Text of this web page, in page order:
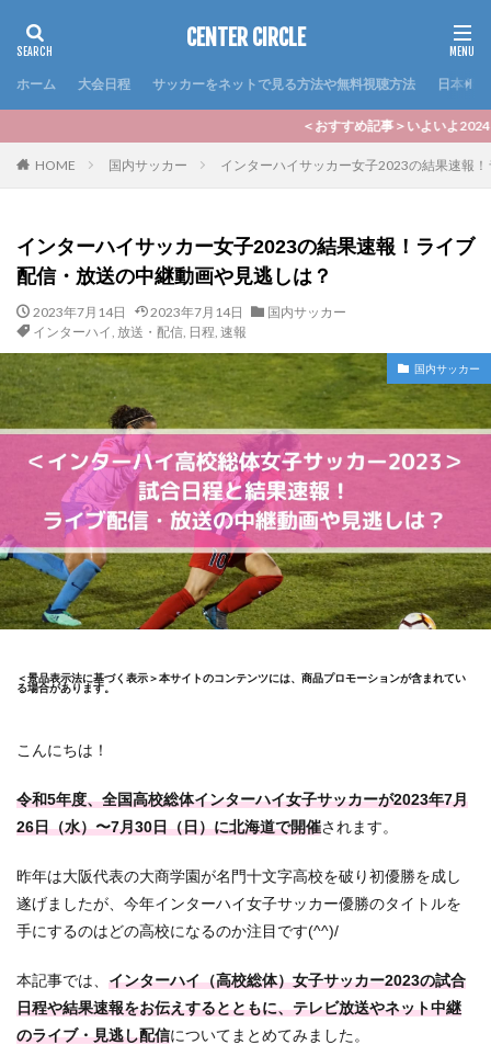
CENTER CIRCLE
ホーム 大会日程 サッカーをネットで見る方法や無料視聴方法 日本代表
＜おすすめ記事＞いよいよ2024シーズンのJリーグが
HOME 国内サッカー インターハイサッカー女子2023の結果速報
インターハイサッカー女子2023の結果速報！ライブ
配信・放送の中継動画や見逃しは？
2023年7月14日 2023年7月14日
国内サッカー
インターハイ, 放送・配信, 日程, 速報
国内サッカー
＜景品表示法に基づく表示＞本サイトのコンテンツには、商品プロモーションが含まれてい
る場合があります。
こんにちは！
令和5年度、全国高校総体インターハイ女子サッカーが2023年7月
26日（水）〜7月30日（日）に北海道で開催されます。
昨年は大阪代表の大商学園が名門十文字高校を破り初優勝を成し
遂げましたが、今年インターハイ女子サッカー優勝のタイトルを
手にするのはどの高校になるのか注目です(^^)/
本記事では、 インターハイ（高校総体）女子サッカー2023の試合
日程や結果速報をお伝えするとともに、テレビ放送やネット中継
のライブ・見逃し配信についてまとめてみました。